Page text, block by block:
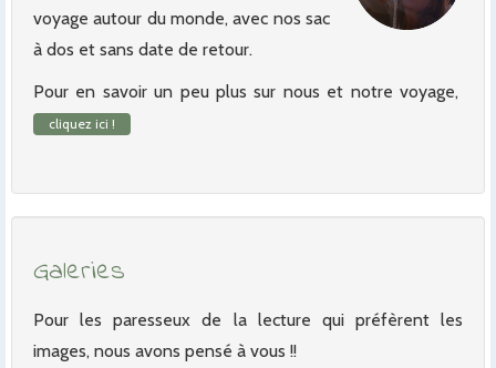
voyage autour du monde, avec nos sac
à dos et sans date de retour.
Pour en savoir un peu plus sur nous et notre voyage,
cliquez ici !
Galeries
Pour les paresseux de la lecture qui préfèrent les
images, nous avons pensé à vous !!